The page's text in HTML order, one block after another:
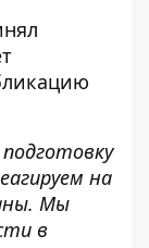
на
Мы
в